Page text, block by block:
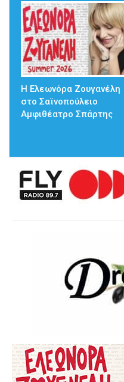
Η Ελεωνόρα Ζουγανέλη
στο Σαϊνοπούλειο
Αμφιθέατρο Σπάρτης